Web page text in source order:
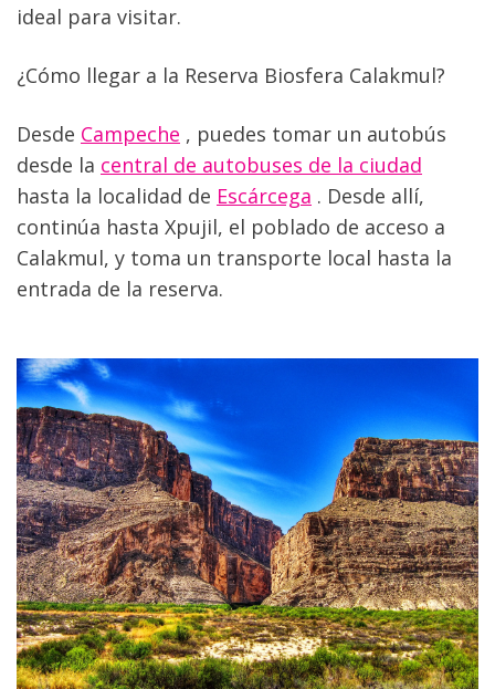
ideal para visitar.
¿Cómo llegar a la Reserva Biosfera Calakmul?
Desde Campeche , puedes tomar un autobús
desde la central de autobuses de la ciudad
hasta la localidad de Escárcega . Desde allí,
continúa hasta Xpujil, el poblado de acceso a
Calakmul, y toma un transporte local hasta la
entrada de la reserva.